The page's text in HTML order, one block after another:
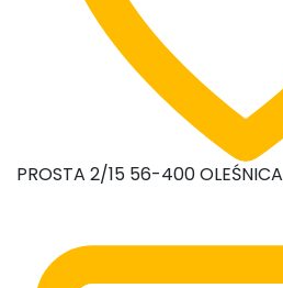
PROSTA 2/15 56-400 OLEŚNICA